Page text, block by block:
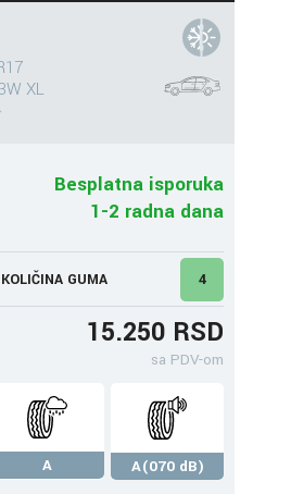
XL
Besplatna isporuka
1-2 radna dana
GUMA 4
15.250 RSD
sa PDV-om
A
A(070 dB)